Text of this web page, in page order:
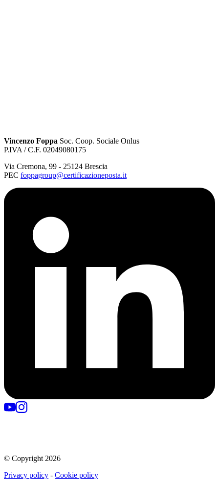
Vincenzo Foppa Soc. Coop. Sociale Onlus
P.IVA / C.F. 02049080175
Via Cremona, 99 - 25124 Brescia
PEC foppagroup@certificazioneposta.it
© Copyright 2026
Privacy policy - Cookie policy